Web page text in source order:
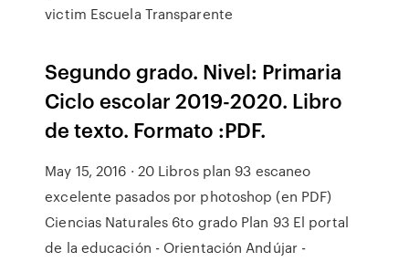
victim Escuela Transparente
Segundo grado. Nivel: Primaria
Ciclo escolar 2019-2020. Libro
de texto. Formato :PDF.
May 15, 2016 · 20 Libros plan 93 escaneo
excelente pasados por photoshop (en PDF)
Ciencias Naturales 6to grado Plan 93 El portal
de la educación - Orientación Andújar -